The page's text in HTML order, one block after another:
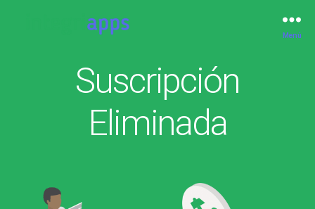
Menú
Suscripción
Eliminada